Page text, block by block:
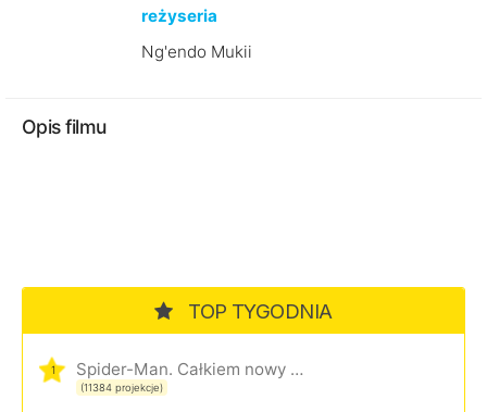
reżyseria
Ng'endo Mukii
Opis filmu
TOP TYGODNIA
1 Spider-Man. Całkiem nowy dzień
(11384 projekcje)